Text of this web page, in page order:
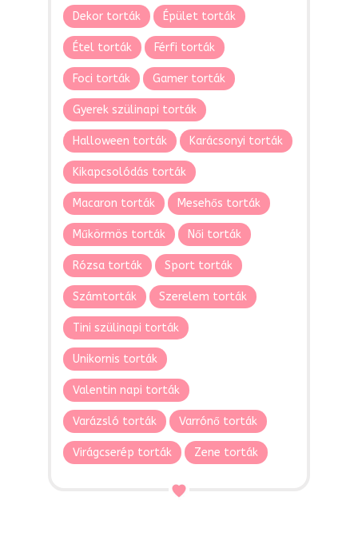
Dekor torták Épület torták
Étel torták Férfi torták
Foci torták Gamer torták
Gyerek szülinapi torták
Halloween torták Karácsonyi torták
Kikapcsolódás torták
Macaron torták Mesehős torták
Műkörmös torták Női torták
Rózsa torták Sport torták
Számtorták Szerelem torták
Tini szülinapi torták
Unikornis torták
Valentin napi torták
Varázsló torták Varrónő torták
Virágcserép torták Zene torták